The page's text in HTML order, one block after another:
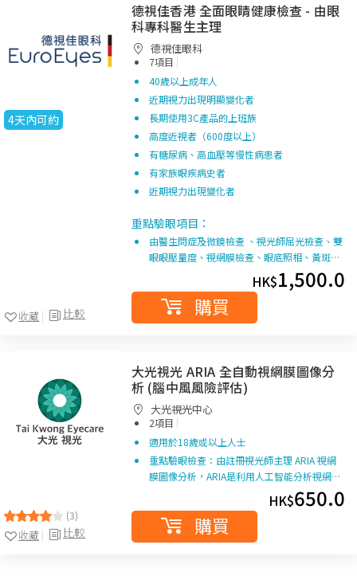
4天內可約
比較
收藏
德視佳香港 全面眼睛健康檢查 - 由眼
科專科醫生主理
德視佳眼科
7項目 |
40歲以上成年人
近期視力出現明顯變化者
長期使用3C產品的上班族
高度近視者（600度以上）
有糖尿病、高血壓等慢性病患者
有家族眼疾病史者
近期視力出現變化者
重點驗眼項目：
由醫生問症及微鏡檢查 、視光師屈光檢查、雙
眼眼壓量度、視網膜檢查、眼底照相、黃斑…
HK$1,500.0
購買
(3)
比較
收藏
大光視光 ARIA 全自動視網膜圖像分
析 (腦中風風險評估)
大光視光中心
2項目 |
適用於18歲或以上人士
重點驗眼檢查：由註冊視光師主理 ARIA 視網
膜圖像分析，ARIA是利用人工智能分析視網…
HK$650.0
購買